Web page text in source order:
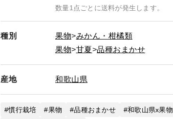
数量1点ごとに送料が発生します。
種別 果物
みかん・柑橘類
果物
甘夏 品種おまかせ
産地 和歌山県
慣行栽培 果物 品種おまかせ 和歌山県x果物